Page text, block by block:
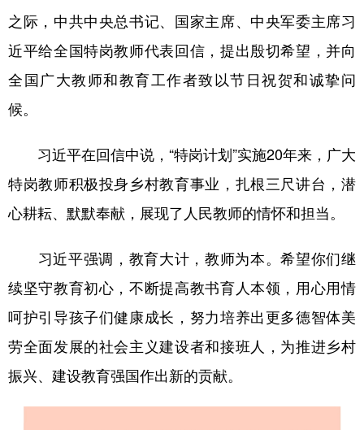
城市 旅游 能源 会展
彩票 娱乐 时尚 悦读
公益 一带一路 亚太网 上市公司
地方频道
北京 天津 河北 山西
辽宁 吉林 上海 江苏
浙江 安徽 福建 江西
山东 河南 湖北 湖南
广东 广西 海南 重庆
之际，中共中央总书记、国家主席、中央军委主席习
近平给全国特岗教师代表回信，提出殷切希望，并向
全国广大教师和教育工作者致以节日祝贺和诚挚问
候。
习近平在回信中说，“特岗计划”实施20年来，广大
特岗教师积极投身乡村教育事业，扎根三尺讲台，潜
心耕耘、默默奉献，展现了人民教师的情怀和担当。
习近平强调，教育大计，教师为本。希望你们继
续坚守教育初心，不断提高教书育人本领，用心用情
呵护引导孩子们健康成长，努力培养出更多德智体美
劳全面发展的社会主义建设者和接班人，为推进乡村
振兴、建设教育强国作出新的贡献。